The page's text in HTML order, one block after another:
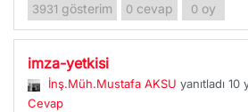
3931 gösterim 0 cevap 0 oy
imza-yetkisi
İnş.Müh.Mustafa AKSU yanıtladı 10
Cevap